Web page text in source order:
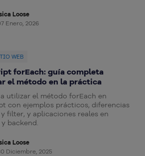
Loose
Enero, 2026
WEB
forEach: guía completa
el método en la práctica
utilizar el método forEach en
con ejemplos prácticos, diferencias
filter, y aplicaciones reales en
backend.
Loose
Diciembre, 2025